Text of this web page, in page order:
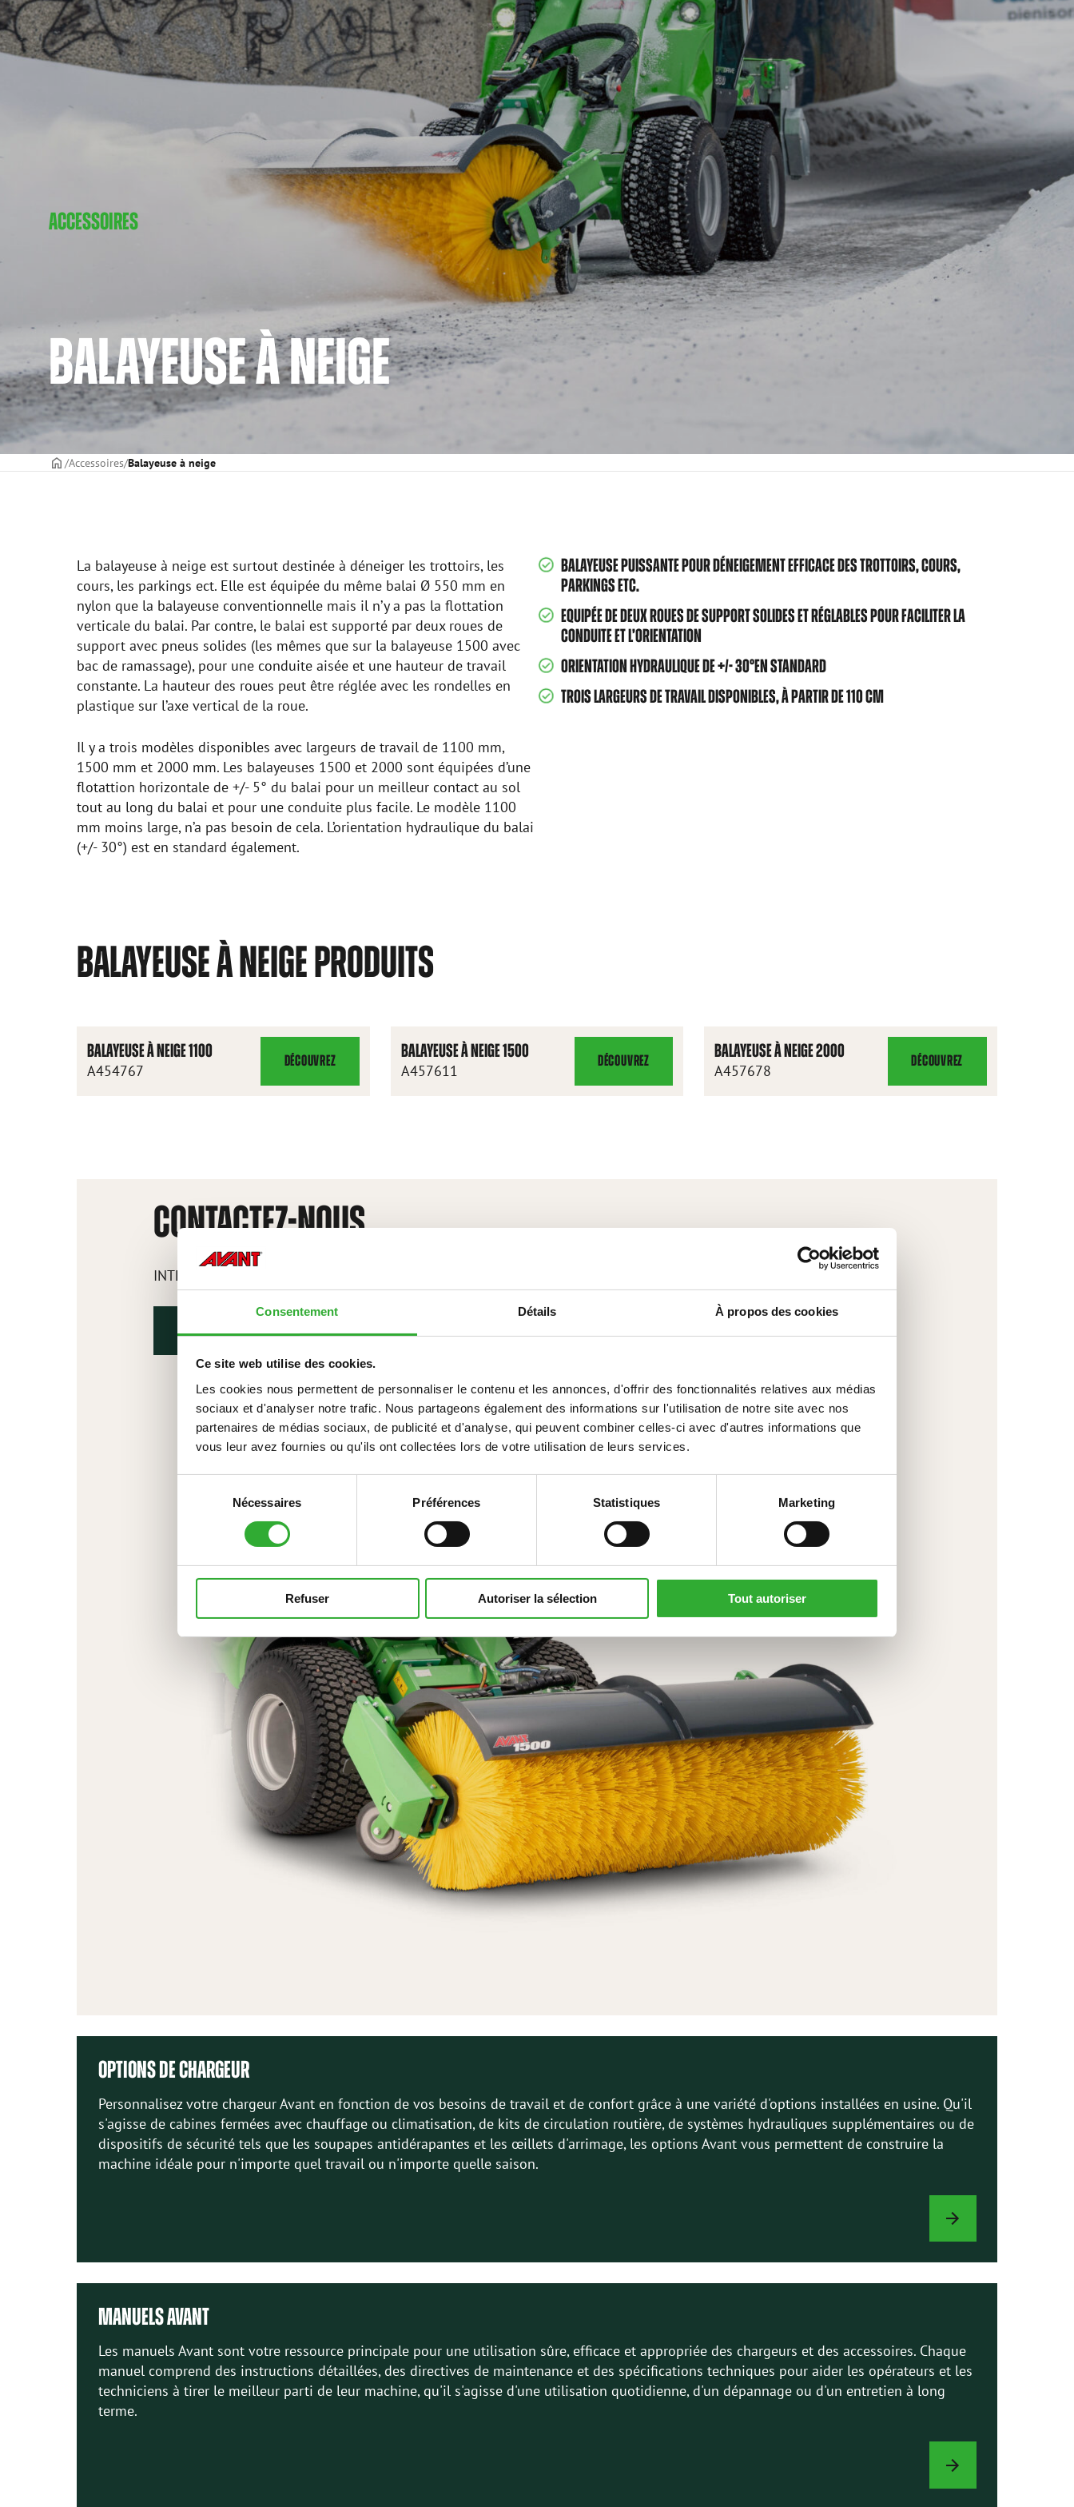
Consentement Détails À propos des cookies
Ce site web utilise des cookies.
Les cookies nous permettent de personnaliser le contenu et les annonces, d'offrir des fonctionnalités relatives aux médias
sociaux et d'analyser notre trafic. Nous partageons également des informations sur l'utilisation de notre site avec nos
partenaires de médias sociaux, de publicité et d'analyse, qui peuvent combiner celles-ci avec d'autres informations que
vous leur avez fournies ou qu'ils ont collectées lors de votre utilisation de leurs services.
consentement
Nécessaires Préférences Statistiques Marketing
Refuser Autoriser la sélection Tout autoriser
ACCESSOIRES
BALAYEUSE À NEIGE
PAGE DE COUVERTURE
Accessoires Balayeuse à neige
La balayeuse à neige est surtout destinée à déneiger les trottoirs, les
cours, les parkings ect. Elle est équipée du même balai Ø 550 mm en
nylon que la balayeuse conventionnelle mais il n’y a pas la flottation
verticale du balai. Par contre, le balai est supporté par deux roues de
support avec pneus solides (les mêmes que sur la balayeuse 1500 avec
bac de ramassage), pour une conduite aisée et une hauteur de travail
constante. La hauteur des roues peut être réglée avec les rondelles en
plastique sur l’axe vertical de la roue.
Il y a trois modèles disponibles avec largeurs de travail de 1100 mm,
1500 mm et 2000 mm. Les balayeuses 1500 et 2000 sont équipées d’une
flotattion horizontale de +/- 5° du balai pour un meilleur contact au sol
tout au long du balai et pour une conduite plus facile. Le modèle 1100
mm moins large, n’a pas besoin de cela. L’orientation hydraulique du balai
(+/- 30°) est en standard également.
BALAYEUSE PUISSANTE POUR DÉNEIGEMENT EFFICACE DES TROTTOIRS, COURS,
PARKINGS ETC.
EQUIPÉE DE DEUX ROUES DE SUPPORT SOLIDES ET RÉGLABLES POUR FACILITER LA
CONDUITE ET L’ORIENTATION
ORIENTATION HYDRAULIQUE DE +/- 30°EN STANDARD
TROIS LARGEURS DE TRAVAIL DISPONIBLES, À PARTIR DE 110 CM
BALAYEUSE À NEIGE PRODUITS
BALAYEUSE À NEIGE 1100
A454767
DÉCOUVREZ
BALAYEUSE
À
BALAYEUSE À NEIGE 1500
A457611
DÉCOUVREZ
BALAYEUSE
À
BALAYEUSE À NEIGE 2000
A457678
DÉCOUVREZ
BALAYEUSE
À
CONTACTEZ-NOUS
INTÉRÊT POUR LES accessoires?
CONTACTEZ-NOUS
OPTIONS DE CHARGEUR
Personnalisez votre chargeur Avant en fonction de vos besoins de travail et de confort grâce à une variété d'options installées en usine. Qu'il
s'agisse de cabines fermées avec chauffage ou climatisation, de kits de circulation routière, de systèmes hydrauliques supplémentaires ou de
dispositifs de sécurité tels que les soupapes antidérapantes et les œillets d'arrimage, les options Avant vous permettent de construire la
machine idéale pour n'importe quel travail ou n'importe quelle saison.
OPTIONS
MANUELS AVANT
Les manuels Avant sont votre ressource principale pour une utilisation sûre, efficace et appropriée des chargeurs et des accessoires. Chaque
manuel comprend des instructions détaillées, des directives de maintenance et des spécifications techniques pour aider les opérateurs et les
techniciens à tirer le meilleur parti de leur machine, qu'il s'agisse d'une utilisation quotidienne, d'un dépannage ou d'un entretien à long
terme.
MANUELS